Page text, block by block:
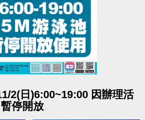
敬請遵守場館規範，須穿著運動服
毛巾，違者恕不得入場。
加者報名之課程班級，因未達開班
費者，將取消「得獎資格」，但入
續使用。
供實體為準，依名次提供相對應獎
。尺寸數量有限，依領獎順序挑
2(日)6:00~19:00 因辦理活
停開放